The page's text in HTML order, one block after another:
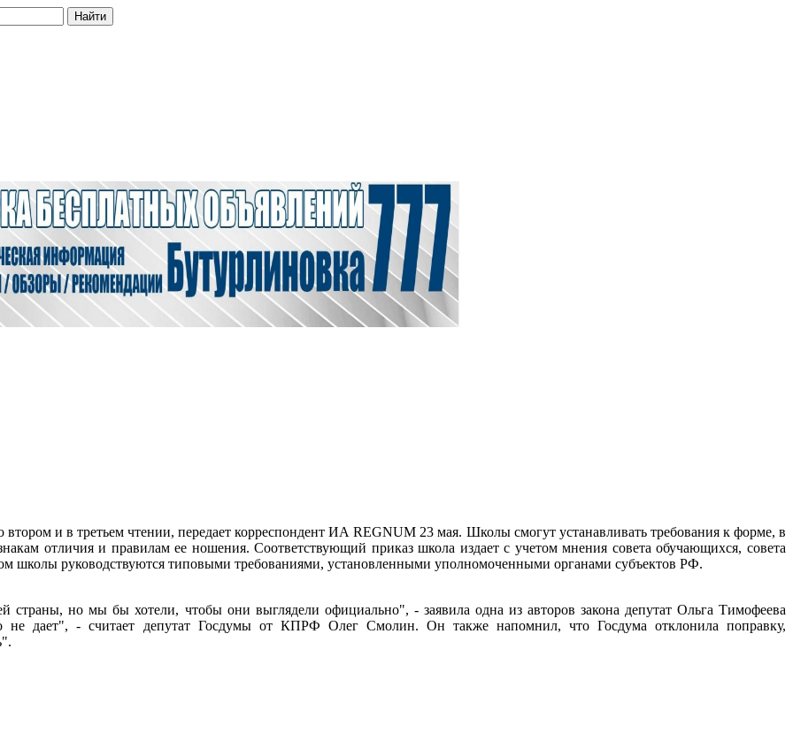
Найти
и в третьем чтении, передает корреспондент ИА REGNUM 23 мая. Школы смогут устанавливать требования к форме, в
отличия и правилам ее ношения. Соответствующий приказ школа издает с учетом мнения совета обучающихся, совета
школы руководствуются типовыми требованиями, установленными уполномоченными органами субъектов РФ.
но мы бы хотели, чтобы они выглядели официально", - заявила одна из авторов закона депутат Ольга Тимофеева
не дает", - считает депутат Госдумы от КПРФ Олег Смолин. Он также напомнил, что Госдума отклонила поправку,